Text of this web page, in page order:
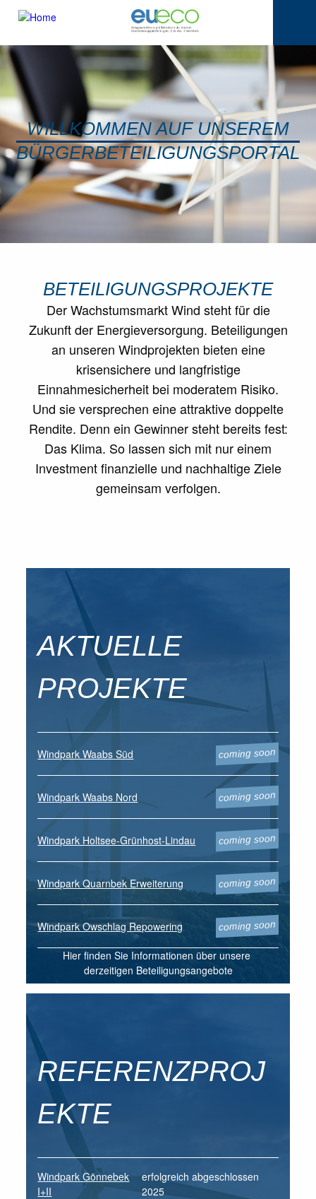
WILLKOMMEN AUF UNSEREM
BÜRGERBETEILIGUNGSPORTAL
BETEILIGUNGSPROJEKTE
Der Wachstumsmarkt Wind steht für die
Zukunft der Energieversorgung. Beteiligungen
an unseren Windprojekten bieten eine
krisensichere und langfristige
Einnahmesicherheit bei moderatem Risiko.
Und sie versprechen eine attraktive doppelte
Rendite. Denn ein Gewinner steht bereits fest:
Das Klima. So lassen sich mit nur einem
Investment finanzielle und nachhaltige Ziele
gemeinsam verfolgen.
AKTUELLE
PROJEKTE
Windpark Waabs Süd coming soon
Windpark Waabs Nord coming soon
Windpark Holtsee-Grünhost-Lindau coming soon
Windpark Quarnbek Erweiterung coming soon
Windpark Owschlag Repowering coming soon
Hier finden Sie Informationen über unsere
derzeitigen Beteiligungsangebote
REFERENZPROJ
EKTE
Windpark Gönnebek
I+II
erfolgreich abgeschlossen
2025